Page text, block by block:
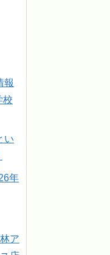
報
校
い
年
ア